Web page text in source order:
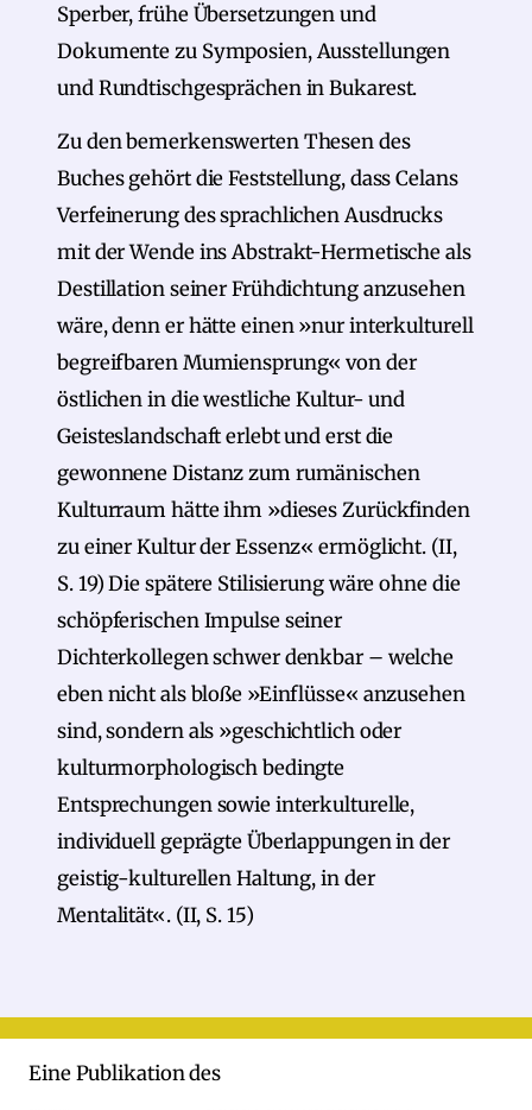
Sperber, frühe Übersetzungen und
Dokumente zu Symposien, Ausstellungen
und Rundtischgesprächen in Bukarest.
Zu den bemerkenswerten Thesen des
Buches gehört die Feststellung, dass Celans
Verfeinerung des sprachlichen Ausdrucks
mit der Wende ins Abstrakt-Hermetische als
Destillation seiner Frühdichtung anzusehen
wäre, denn er hätte einen »nur interkulturell
begreifbaren Mumiensprung« von der
östlichen in die westliche Kultur- und
Geisteslandschaft erlebt und erst die
gewonnene Distanz zum rumänischen
Kulturraum hätte ihm »dieses Zurückfinden
zu einer Kultur der Essenz« ermöglicht. (II,
S. 19) Die spätere Stilisierung wäre ohne die
schöpferischen Impulse seiner
Dichterkollegen schwer denkbar – welche
eben nicht als bloße »Einflüsse« anzusehen
sind, sondern als »geschichtlich oder
kulturmorphologisch bedingte
Entsprechungen sowie interkulturelle,
individuell geprägte Überlappungen in der
geistig-kulturellen Haltung, in der
Mentalität«. (II, S. 15)
Eine Publikation des